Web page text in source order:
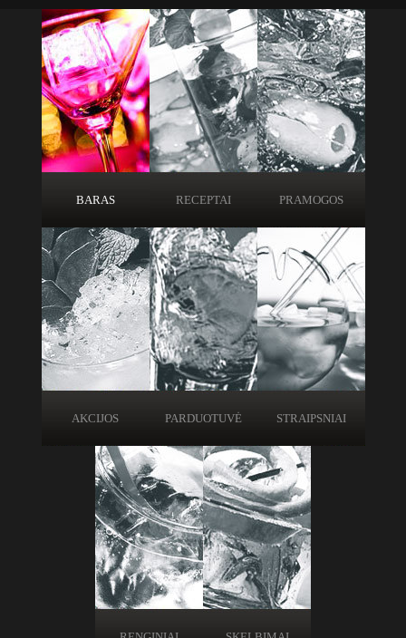
BARAS RECEPTAI PRAMOGOS
AKCIJOS PARDUOTUVĖ STRAIPSNIAI